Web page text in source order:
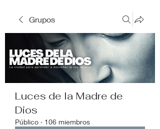
Grupos
Luces de la Madre de
Dios
Público · 106 miembros